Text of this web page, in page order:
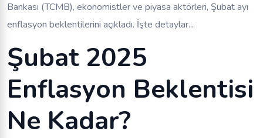
Bankası (TCMB), ekonomistler ve piyasa aktörleri, Şubat ayı
enflasyon beklentilerini açıkladı. İşte detaylar...
Şubat 2025
Enflasyon Beklentisi
Ne Kadar?